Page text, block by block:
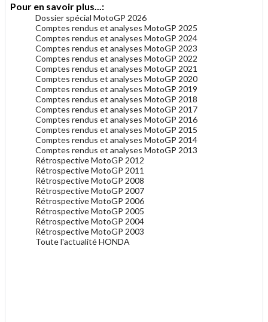
Pour en savoir plus...:
Dossier spécial MotoGP 2026
Comptes rendus et analyses MotoGP 2025
Comptes rendus et analyses MotoGP 2024
Comptes rendus et analyses MotoGP 2023
Comptes rendus et analyses MotoGP 2022
Comptes rendus et analyses MotoGP 2021
Comptes rendus et analyses MotoGP 2020
Comptes rendus et analyses MotoGP 2019
Comptes rendus et analyses MotoGP 2018
Comptes rendus et analyses MotoGP 2017
Comptes rendus et analyses MotoGP 2016
Comptes rendus et analyses MotoGP 2015
Comptes rendus et analyses MotoGP 2014
Comptes rendus et analyses MotoGP 2013
Rétrospective MotoGP 2012
Rétrospective MotoGP 2011
Rétrospective MotoGP 2008
Rétrospective MotoGP 2007
Rétrospective MotoGP 2006
Rétrospective MotoGP 2005
Rétrospective MotoGP 2004
Rétrospective MotoGP 2003
Toute l'actualité HONDA